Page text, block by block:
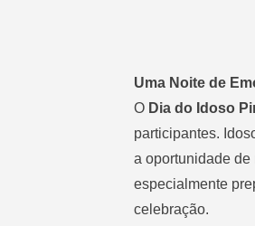
Uma Noite de
O Dia do Idoso
participantes.
a oportunidade de
especialmente
celebração.